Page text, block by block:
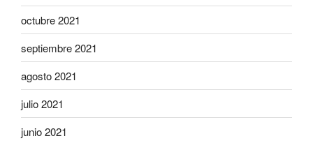
octubre 2021
septiembre 2021
agosto 2021
julio 2021
junio 2021